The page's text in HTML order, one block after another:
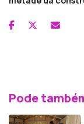
Pode